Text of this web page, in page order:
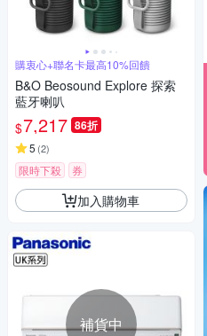
購衷心+聯名卡最高10%回饋
B&O Beosound Explore 探索
藍牙喇叭
$7,217 86折
5 (2)
限時下殺 券
加入購物車
補貨中